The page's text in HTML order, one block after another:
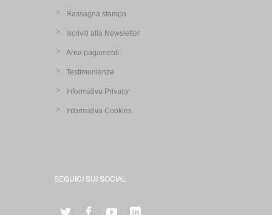
Rassegna stampa
Iscriviti alla Newsletter
Area pagamenti
Testimonianze
Informativa Privacy
Informativa Cookies
SEGUICI SUI SOCIAL